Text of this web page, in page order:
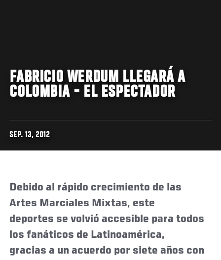
FABRICIO WERDUM LLEGARÁ A
COLOMBIA - EL ESPECTADOR
SEP. 13, 2012
Debido al rápido crecimiento de las
Artes Marciales Mixtas, este
deportes se volvió accesible para todos
los fanáticos de Latinoamérica,
gracias a un acuerdo por siete años con